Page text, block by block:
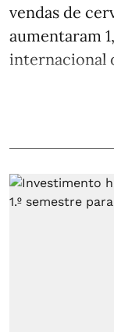
vendas de
aumentaram
internacional